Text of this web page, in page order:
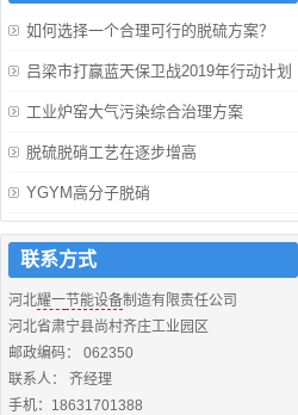
如何选择一个合理可行的脱硫方案？
吕梁市打赢蓝天保卫战2019年行动计划
工业炉窑大气污染综合治理方案
脱硫脱硝工艺在逐步增高
YGYM高分子脱硝
联系方式
河北耀一节能设备制造有限责任公司
河北省肃宁县尚村齐庄工业园区
邮政编码： 062350
联系人： 齐经理
手机：18631701388